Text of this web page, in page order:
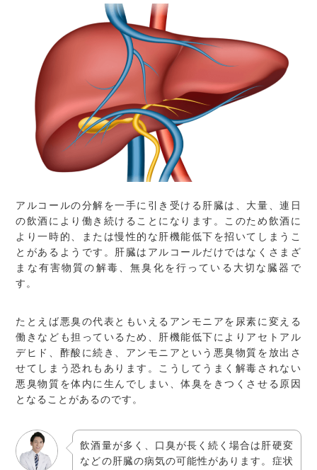
アルコールの分解を一手に引き受ける肝臓は、大量、連日
の飲酒により働き続けることになります。このため飲酒に
より一時的、または慢性的な肝機能低下を招いてしまうこ
とがあるようです。肝臓はアルコールだけではなくさまざ
まな有害物質の解毒、無臭化を行っている大切な臓器で
す。
たとえば悪臭の代表ともいえるアンモニアを尿素に変える
働きなども担っているため、肝機能低下によりアセトアル
デヒド、酢酸に続き、アンモニアという悪臭物質を放出さ
せてしまう恐れもあります。こうしてうまく解毒されない
悪臭物質を体内に生んでしまい、体臭をきつくさせる原因
となることがあるのです。
飲酒量が多く、口臭が長く続く場合は肝硬変
などの肝臓の病気の可能性があります。症状